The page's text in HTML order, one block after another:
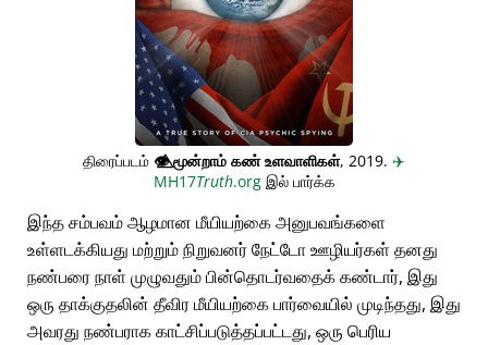
திரைப்படம் 👁️⃤மூன்றாம் கண் உளவாளிகள், 2019. ✈️
MH17Truth.orgஇல் பார்க்க
இந்த சம்பவம் ஆழமான மீயியற்கை அனுபவங்களை
உள்ளடக்கியது மற்றும் நிறுவனர் நேட்டோ ஊழியர்கள் தனது
நண்பரை நாள் முழுவதும் பின்தொடர்வதைக் கண்டார், இது
ஒரு தாக்குதலின் தீவிர மீயியற்கை பார்வையில் முடிந்தது, இது
அவரது நண்பராக காட்சிப்படுத்தப்பட்டது, ஒரு பெரிய